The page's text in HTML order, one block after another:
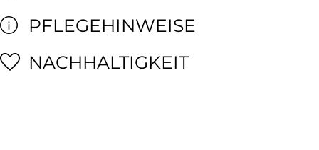
PFLEGEHINWEISE
NACHHALTIGKEIT